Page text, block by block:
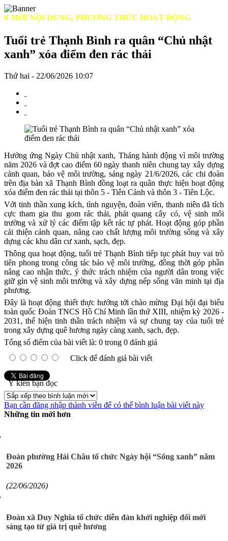
NỘI DUNG, PHƯƠNG THỨC HOẠT ĐỘNG
Tuổi trẻ Thạnh Bình ra quân “Chủ nhật
xanh” xóa điểm đen rác thải
Thứ hai - 22/06/2026 10:07
Hưởng ứng Ngày Chủ nhật xanh, Tháng hành động vì môi trường
năm 2026 và đợt cao điểm 60 ngày thanh niên chung tay xây dựng
cảnh quan, bảo vệ môi trường, sáng ngày 21/6/2026, các chi đoàn
trên địa bàn xã Thạnh Bình đồng loạt ra quân thực hiện hoạt động
xóa điểm đen rác thải tại thôn 5 - Tiên Cảnh và thôn 3 - Tiên Lộc.
Với tinh thần xung kích, tình nguyện, đoàn viên, thanh niên đã tích
cực tham gia thu gom rác thải, phát quang cây cỏ, vệ sinh môi
trường và xử lý các điểm tập kết rác tự phát. Hoạt động góp phần
cải thiện cảnh quan, nâng cao chất lượng môi trường sống và xây
dựng các khu dân cư xanh, sạch, đẹp.
Thông qua hoạt động, tuổi trẻ Thạnh Bình tiếp tục phát huy vai trò
tiên phong trong công tác bảo vệ môi trường, đồng thời góp phần
nâng cao nhận thức, ý thức trách nhiệm của người dân trong việc
giữ gìn vệ sinh môi trường và xây dựng nếp sống văn minh tại địa
phương.
Đây là hoạt động thiết thực hướng tới chào mừng Đại hội đại biểu
toàn quốc Đoàn TNCS Hồ Chí Minh lần thứ XIII, nhiệm kỳ 2026 -
2031, thể hiện tinh thần trách nhiệm và sự chung tay của tuổi trẻ
trong xây dựng quê hương ngày càng xanh, sạch, đẹp.
Tổng số điểm của bài viết là: 0 trong 0 đánh giá
Click để đánh giá bài viết
Ý kiến bạn đọc
Bạn cần đăng nhập thành viên để có thể bình luận bài viết này
Những tin mới hơn
Đoàn phường Hải Châu tổ chức Ngày hội “Sống xanh” năm
2026
(22/06/2026)
Đoàn xã Duy Nghĩa tổ chức diễn đàn khởi nghiệp đổi mới
sáng tạo từ giá trị quê hương